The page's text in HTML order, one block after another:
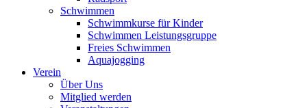
Schwimmen
Schwimmkurse für Kinder
Schwimmen Leistungsgruppe
Freies Schwimmen
Aquajogging
Verein
Über Uns
Mitglied werden